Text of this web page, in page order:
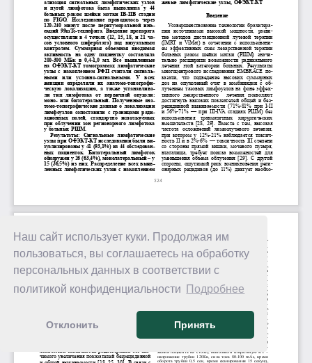
Наш сайт использует куки. Продолжая им
пользоваться, вы соглашаетесь на обработку
персональных данных в соответствии с
политикой конфиденциальности
Подробнее
Отклонить Принять